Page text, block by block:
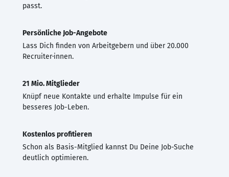
passt.
Persönliche Job-Angebote
Lass Dich finden von Arbeitgebern und über 20.000
Recruiter·innen.
21 Mio. Mitglieder
Knüpf neue Kontakte und erhalte Impulse für ein
besseres Job-Leben.
Kostenlos profitieren
Schon als Basis-Mitglied kannst Du Deine Job-Suche
deutlich optimieren.